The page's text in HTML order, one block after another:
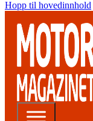
Hopp til hovedinnhold